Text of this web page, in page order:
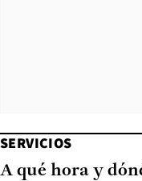
SERVICIOS
A qué hora y